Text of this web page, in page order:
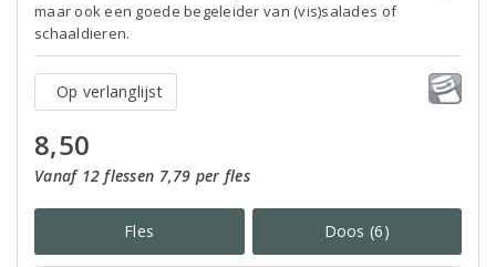
maar ook een goede begeleider van (vis)salades of
schaaldieren.
Op verlanglijst
8,50
Vanaf 12 flessen 7,79 per fles
Fles Doos (6)